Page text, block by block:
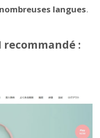
langues.
recommandé :